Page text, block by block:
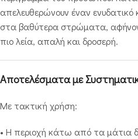
απελευθερώνουν έναν ενυδατικό
στα βαθύτερα στρώματα,
πιο λεία, απαλή και δροσερή.
Αποτελέσματα με
Με τακτική χρήση:
• Η περιοχή κάτω από τα μάτια